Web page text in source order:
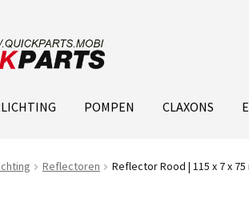
POMPEN CLAXONS
Reflectoren Reflector Rood | 115 x 7 x